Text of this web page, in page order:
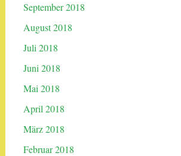
September 2018
August 2018
Juli 2018
Juni 2018
Mai 2018
April 2018
März 2018
Februar 2018